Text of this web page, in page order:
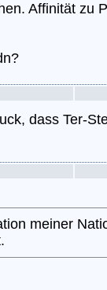
Affinität zu
dass Ter-
meiner